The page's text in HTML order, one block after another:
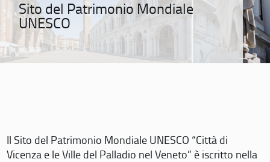
Sito del Patrimonio Mondiale
UNESCO
Il Sito del Patrimonio Mondiale UNESCO “Città di
Vicenza e le Ville del Palladio nel Veneto” è iscritto nella